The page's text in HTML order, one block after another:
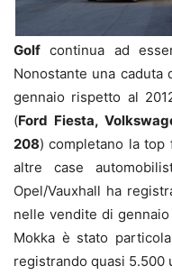
Golf continua ad
Nonostante una
gennaio rispetto al
(Ford Fiesta,
208) completano la top
altre case
Opel/Vauxhall ha
nelle vendite di
Mokka è stato
registrando quasi 5.500